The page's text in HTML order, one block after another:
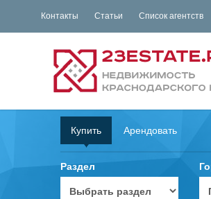
Контакты Статьи Список агентств
Купить Арендовать
Раздел